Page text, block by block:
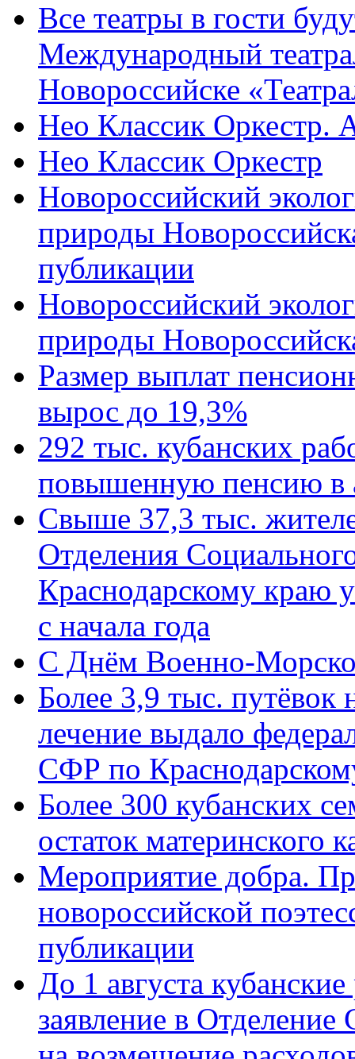
Все театры в гости
Международный
Новороссийске
Нео Классик Оркестр.
Нео Классик Оркестр
Новороссийский
природы
публикации
Новороссийский
природы
Размер выплат
вырос до 19,3%
292 тыс. кубанских
повышенную пенсию в
Свыше 37,3 тыс.
Отделения
Краснодарскому краю
с начала года
C Днём Военно-
Более 3,9 тыс. путёвок
лечение выдало
СФР по
Более 300 кубанских
остаток материнского
Мероприятие добра.
новороссийской
публикации
До 1 августа
заявление в